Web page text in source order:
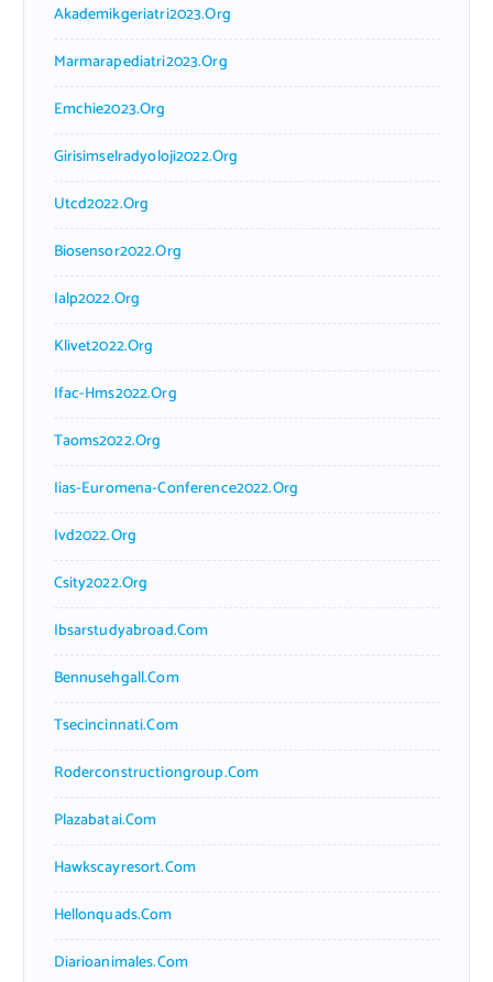
Akademikgeriatri2023.org
Marmarapediatri2023.org
Emchie2023.org
Girisimselradyoloji2022.org
Utcd2022.org
Biosensor2022.org
Ialp2022.org
Klivet2022.org
Ifac-Hms2022.org
Taoms2022.org
Iias-Euromena-Conference2022.org
Ivd2022.org
Csity2022.org
Ibsarstudyabroad.com
Bennusehgall.com
Tsecincinnati.com
Roderconstructiongroup.com
Plazabatai.com
Hawkscayresort.com
Hellonquads.com
Diarioanimales.com